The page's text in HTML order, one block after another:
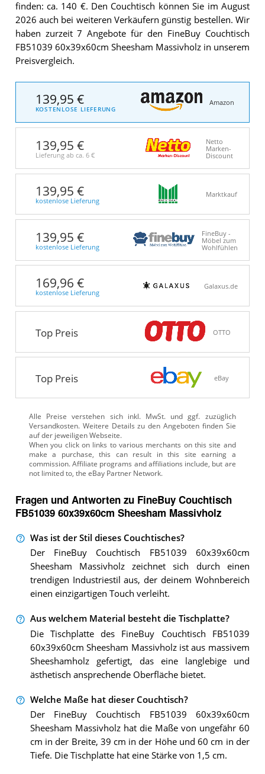
finden: ca. 140 €. Den Couchtisch können Sie im August
2026 auch bei weiteren Verkäufern günstig bestellen. Wir
haben zurzeit 7 Angebote für den FineBuy Couchtisch
FB51039 60x39x60cm Sheesham Massivholz in unserem
Preisvergleich.
139,95 €
KOSTENLOSE LIEFERUNG
Amazon
139,95 €
Lieferung ab ca. 6 €
Netto
Marken-
Discount
139,95 €
kostenlose Lieferung
Marktkauf
139,95 €
kostenlose Lieferung
FineBuy -
Möbel zum
Wohlfühlen
169,96 €
kostenlose Lieferung
Galaxus.de
Top Preis OTTO
Top Preis eBay
Alle Preise verstehen sich inkl. MwSt. und ggf. zuzüglich
Versandkosten. Weitere Details zu den Angeboten finden Sie
auf der jeweiligen Webseite.
Fragen und Antworten zu FineBuy Couchtisch
FB51039 60x39x60cm Sheesham Massivholz
Was ist der Stil dieses Couchtisches?
Der FineBuy Couchtisch FB51039 60x39x60cm
Sheesham Massivholz zeichnet sich durch einen
trendigen Industriestil aus, der deinem Wohnbereich
einen einzigartigen Touch verleiht.
Aus welchem Material besteht die Tischplatte?
Die Tischplatte des FineBuy Couchtisch FB51039
60x39x60cm Sheesham Massivholz ist aus massivem
Sheeshamholz gefertigt, das eine langlebige und
ästhetisch ansprechende Oberfläche bietet.
Welche Maße hat dieser Couchtisch?
Der FineBuy Couchtisch FB51039 60x39x60cm
Sheesham Massivholz hat die Maße von ungefähr 60
cm in der Breite, 39 cm in der Höhe und 60 cm in der
Tiefe. Die Tischplatte hat eine Stärke von 1,5 cm.